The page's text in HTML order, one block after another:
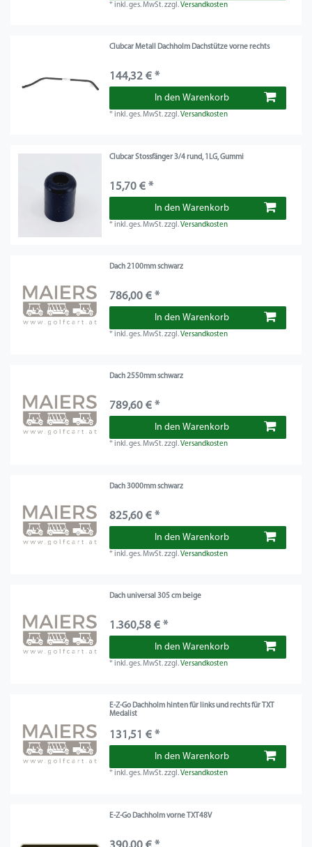
*inkl. ges. MwSt.zzgl.Versandkosten
Clubcar Metall Dachholm Dachstütze vorne rechts
144,32 € *
In den Warenkorb
*inkl. ges. MwSt.zzgl.Versandkosten
Clubcar Stossfänger 3/4 rund, 1LG, Gummi
15,70 € *
In den Warenkorb
*inkl. ges. MwSt.zzgl.Versandkosten
Dach 2100mm schwarz
786,00 € *
In den Warenkorb
*inkl. ges. MwSt.zzgl.Versandkosten
Dach 2550mm schwarz
789,60 € *
In den Warenkorb
*inkl. ges. MwSt.zzgl.Versandkosten
Dach 3000mm schwarz
825,60 € *
In den Warenkorb
*inkl. ges. MwSt.zzgl.Versandkosten
Dach universal 305 cm beige
1.360,58 € *
In den Warenkorb
*inkl. ges. MwSt.zzgl.Versandkosten
E-Z-Go Dachholm hinten für links und rechts für TXT
Medalist
131,51 € *
In den Warenkorb
*inkl. ges. MwSt.zzgl.Versandkosten
E-Z-Go Dachholm vorne TXT48V